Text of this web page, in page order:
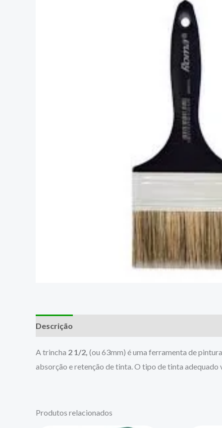
Descrição
A trincha 2 1/2, (ou 63mm) é uma ferramenta de
absorção e retenção de tinta. O tipo de tinta
Produtos relacionados